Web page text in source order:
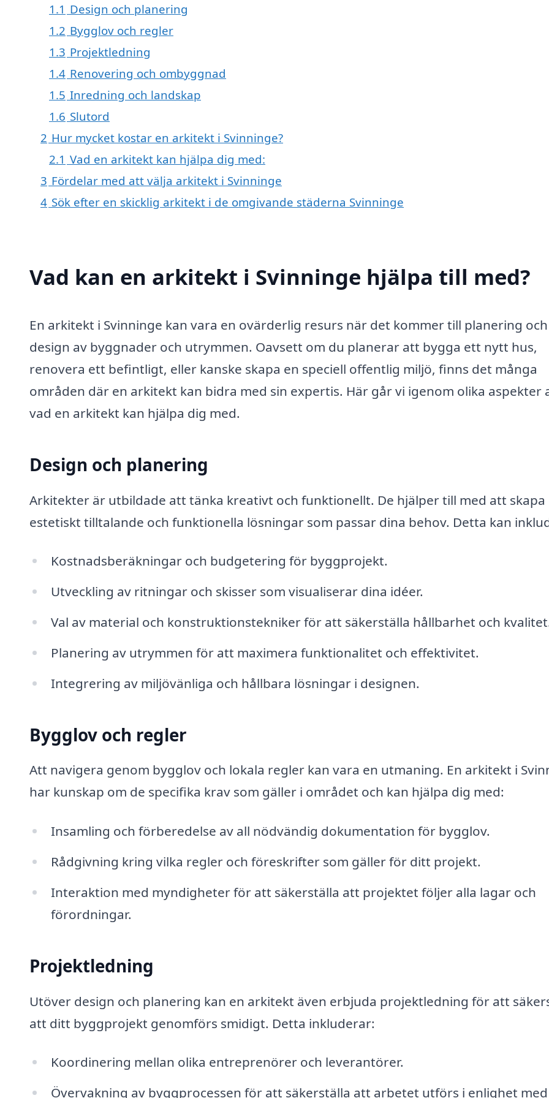
1.1 Design och planering
1.2 Bygglov och regler
1.3 Projektledning
1.4 Renovering och ombyggnad
1.5 Inredning och landskap
1.6 Slutord
2 Hur mycket kostar en arkitekt i Svinninge?
2.1 Vad en arkitekt kan hjälpa dig med:
3 Fördelar med att välja arkitekt i Svinninge
4 Sök efter en skicklig arkitekt i de omgivande städerna Svinninge
Vad kan en arkitekt i Svinninge hjälpa till med?
En arkitekt i Svinninge kan vara en ovärderlig resurs när det kommer till planering och
design av byggnader och utrymmen. Oavsett om du planerar att bygga ett nytt hus,
renovera ett befintligt, eller kanske skapa en speciell offentlig miljö, finns det många
områden där en arkitekt kan bidra med sin expertis. Här går vi igenom olika aspekter
vad en arkitekt kan hjälpa dig med.
Design och planering
Arkitekter är utbildade att tänka kreativt och funktionellt. De hjälper till med att skapa
estetiskt tilltalande och funktionella lösningar som passar dina behov. Detta kan
Kostnadsberäkningar och budgetering för byggprojekt.
Utveckling av ritningar och skisser som visualiserar dina idéer.
Val av material och konstruktionstekniker för att säkerställa hållbarhet och
Planering av utrymmen för att maximera funktionalitet och effektivitet.
Integrering av miljövänliga och hållbara lösningar i designen.
Bygglov och regler
Att navigera genom bygglov och lokala regler kan vara en utmaning. En arkitekt i
har kunskap om de specifika krav som gäller i området och kan hjälpa dig med:
Insamling och förberedelse av all nödvändig dokumentation för bygglov.
Rådgivning kring vilka regler och föreskrifter som gäller för ditt projekt.
Interaktion med myndigheter för att säkerställa att projektet följer alla lagar och
förordningar.
Projektledning
Utöver design och planering kan en arkitekt även erbjuda projektledning för att
att ditt byggprojekt genomförs smidigt. Detta inkluderar:
Koordinering mellan olika entreprenörer och leverantörer.
Övervakning av byggprocessen för att säkerställa att arbetet utförs i enlighet med